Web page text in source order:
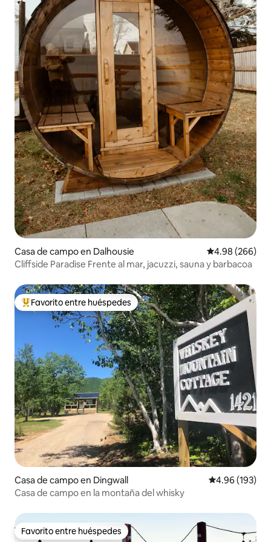
Casa de campo en Dalhousie Calificación
4.98 (266)
Cliffside Paradise Frente al mar, jacuzzi, sauna y barbacoa
Favorito entre huéspedes preferido
Favorito entre huéspedes
Casa de campo en Dingwall Calificación
4.96 (193)
Casa de campo en la montaña del whisky
Favorito entre huéspedes
Favorito entre huéspedes